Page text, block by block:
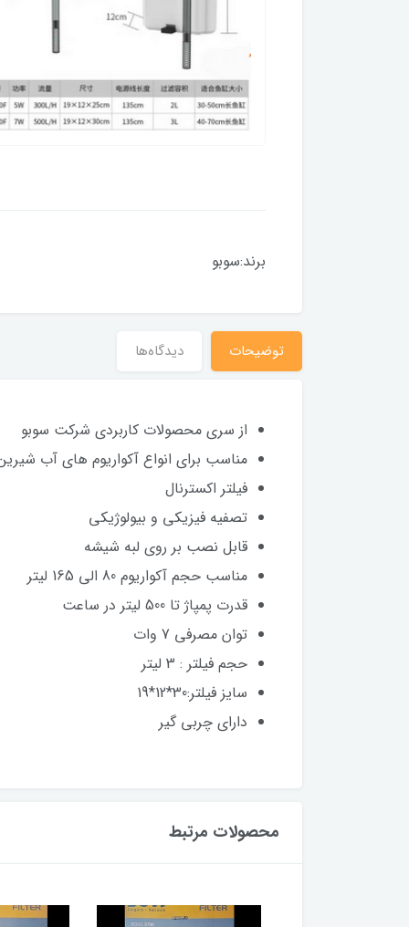
برند:سوبو
توضیحات دیدگاه‌ها
از سری محصولات کاربردی شرکت سوبو
مناسب برای انواع آکواریوم های آب
فیلتر اکسترنال
تصفیه فیزیکی و بیولوژیکی
قابل نصب بر روی لبه شیشه
مناسب حجم آکواریوم 80 الی 165 لیتر
قدرت پمپاژ تا 500 لیتر در ساعت
توان مصرفی 7 وات
حجم فیلتر : 3 لیتر
سایز فیلتر:30*12*19
دارای چربی گیر
محصولات مرتبط